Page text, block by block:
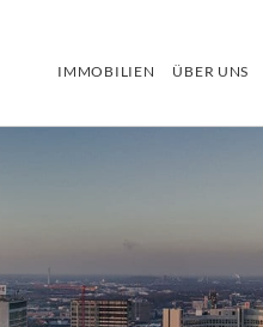
IMMOBILIEN ÜBER UNS